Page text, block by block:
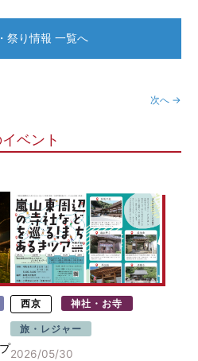
次へ →
祭り情報 一覧へ
ベント
西京 神社・お寺
旅・レジャー
2026/05/30